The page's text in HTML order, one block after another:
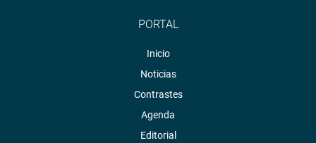
PORTAL
Inicio
Noticias
Contrastes
Agenda
Editorial